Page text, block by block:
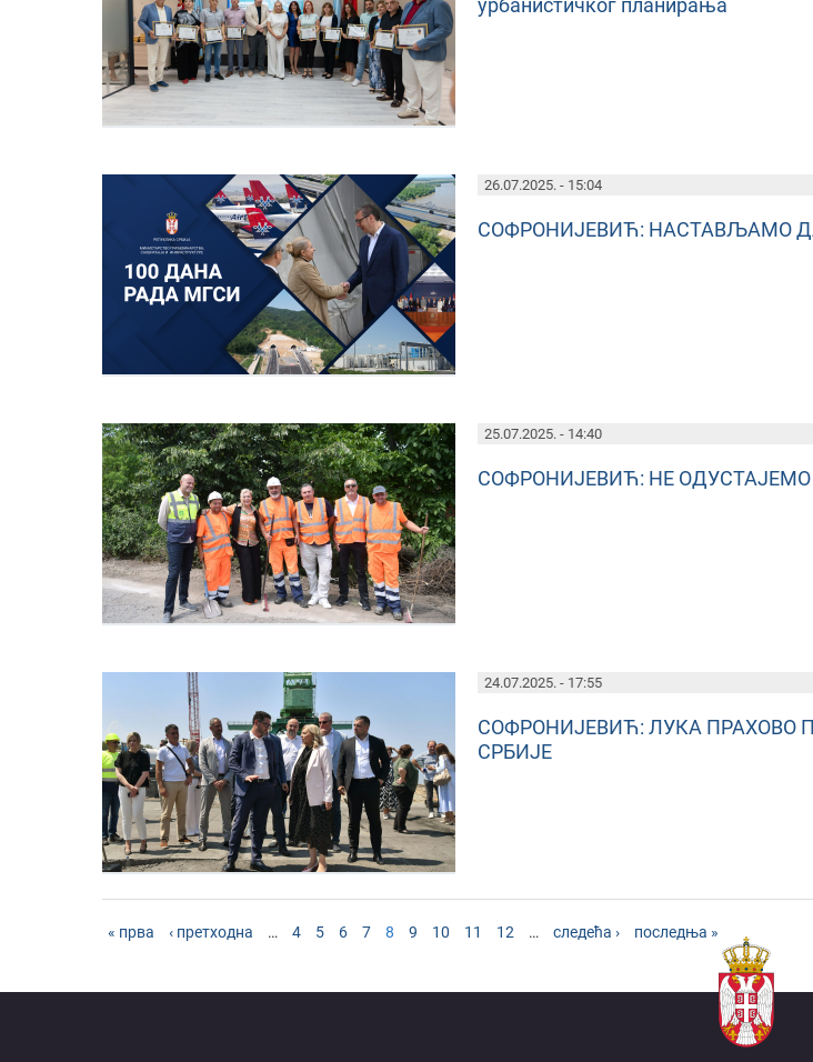
урбанистичког планирања
26.07.2025. - 15:04
СОФРОНИЈЕВИЋ: НАСТАВЉАМО
25.07.2025. - 14:40
СОФРОНИЈЕВИЋ: НЕ
24.07.2025. - 17:55
СОФРОНИЈЕВИЋ: ЛУКА ПРАХОВО
СРБИЈЕ
« прва ‹ претходна … 4 5 6 7 8 9 10 11 12 … следећа › последња »